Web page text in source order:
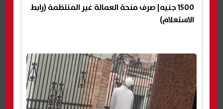
1500 جنيه| صرف منحة العمالة غير المنتظمة (رابط
الاستعلام)